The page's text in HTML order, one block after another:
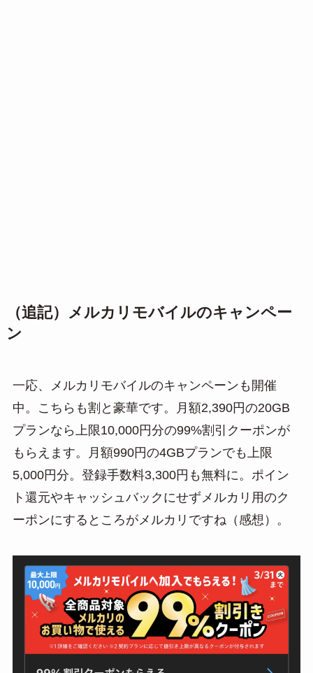
（追記）メルカリモバイルのキャンペー
ン
一応、メルカリモバイルのキャンペーンも開催
中。こちらも割と豪華です。月額2,390円の20GB
プランなら上限10,000円分の99%割引クーポンが
もらえます。月額990円の4GBプランでも上限
5,000円分。登録手数料3,300円も無料に。ポイン
ト還元やキャッシュバックにせずメルカリ用のク
ーポンにするところがメルカリですね（感想）。